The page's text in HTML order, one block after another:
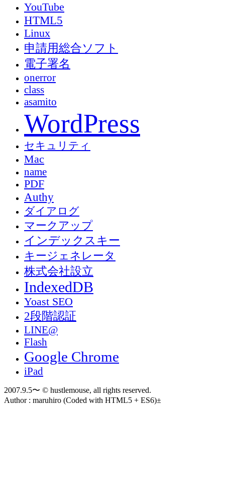
YouTube
HTML5
Linux
申請用総合ソフト
電子署名
onerror
class
asamito
WordPress
セキュリティ
Mac
name
PDF
Authy
ダイアログ
マークアップ
インデックスキー
キージェネレータ
株式会社設立
IndexedDB
Yoast SEO
2段階認証
LINE@
Flash
Google Chrome
iPad
2007.9.5〜 © hustlemouse, all rights reserved.
Author : maruhiro (Coded with HTML5 + ES6)±